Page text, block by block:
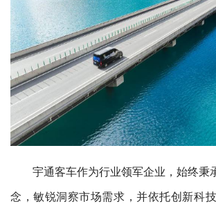
宇通客车作为行业领军企业，始终秉
念，敏锐洞察市场需求，并依托创新科